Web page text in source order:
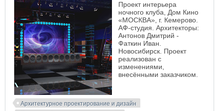
Проект интерьера
ночного клуба, Дом Кино
«МОСКВА», г. Кемерово.
АФ-студия. Архитекторы:
Антонов Дмитрий -
Фаткин Иван.
Новосибирск. Проект
реализован с
изменениями,
внесёнными заказчиком.
Архитектурное проектирование и дизайн